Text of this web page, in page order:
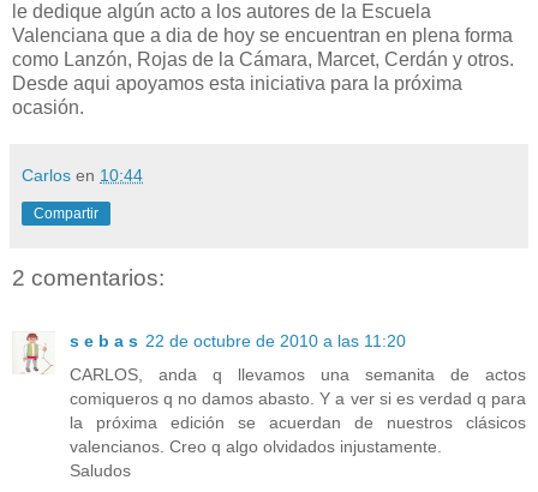
le dedique algún acto a los autores de la Escuela
Valenciana que a dia de hoy se encuentran en plena forma
como Lanzón, Rojas de la Cámara, Marcet, Cerdán y otros.
Desde aqui apoyamos esta iniciativa para la próxima
ocasión.
Carlos en 10:44
Compartir
2 comentarios:
s e b a s 22 de octubre de 2010 a las 11:20
CARLOS, anda q llevamos una semanita de actos
comiqueros q no damos abasto. Y a ver si es verdad q para
la próxima edición se acuerdan de nuestros clásicos
valencianos. Creo q algo olvidados injustamente.
Saludos